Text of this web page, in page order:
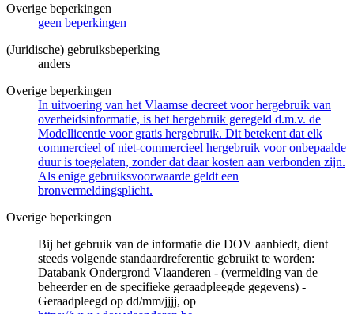
Overige beperkingen
geen beperkingen
(Juridische) gebruiksbeperking
anders
Overige beperkingen
In uitvoering van het Vlaamse decreet voor hergebruik van
overheidsinformatie, is het hergebruik geregeld d.m.v. de
Modellicentie voor gratis hergebruik. Dit betekent dat elk
commercieel of niet-commercieel hergebruik voor onbepaalde
duur is toegelaten, zonder dat daar kosten aan verbonden zijn.
Als enige gebruiksvoorwaarde geldt een
bronvermeldingsplicht.
Overige beperkingen
Bij het gebruik van de informatie die DOV aanbiedt, dient
steeds volgende standaardreferentie gebruikt te worden:
Databank Ondergrond Vlaanderen - (vermelding van de
beheerder en de specifieke geraadpleegde gegevens) -
Geraadpleegd op dd/mm/jjjj, op